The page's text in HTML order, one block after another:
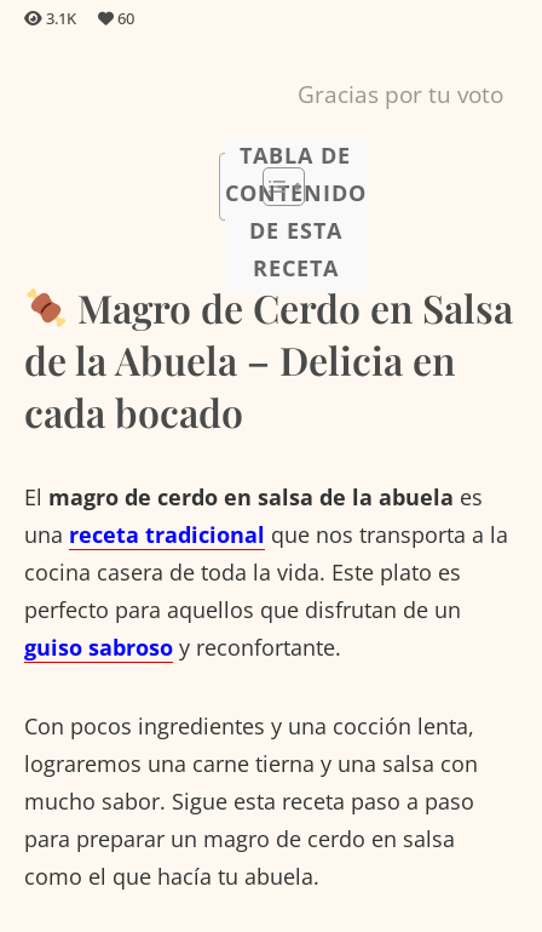
3.1K 60
Gracias por tu voto
TABLA DE
CONTENIDO
DE ESTA
RECETA
Magro de Cerdo en Salsa
de la Abuela – Delicia en
cada bocado
El magro de cerdo en salsa de la abuela es
una receta tradicional que nos transporta a la
cocina casera de toda la vida. Este plato es
perfecto para aquellos que disfrutan de un
guiso sabroso y reconfortante.
Con pocos ingredientes y una cocción lenta,
lograremos una carne tierna y una salsa con
mucho sabor. Sigue esta receta paso a paso
para preparar un magro de cerdo en salsa
como el que hacía tu abuela.